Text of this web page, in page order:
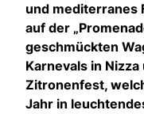
und mediterranes
auf der
geschmückten
Karnevals in Nizza
Zitronenfest,
Jahr in